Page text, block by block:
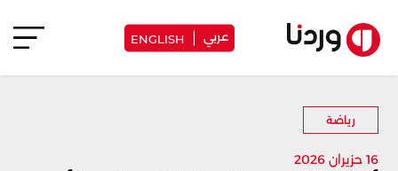
عربي ENGLISH
رياضة
16 حزيران 2026